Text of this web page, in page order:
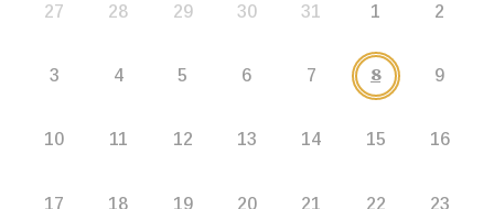
27 28 29 30 31 1 2
3 4 5 6 7 8 9
10 11 12 13 14 15 16
17 18 19 20 21 22 23